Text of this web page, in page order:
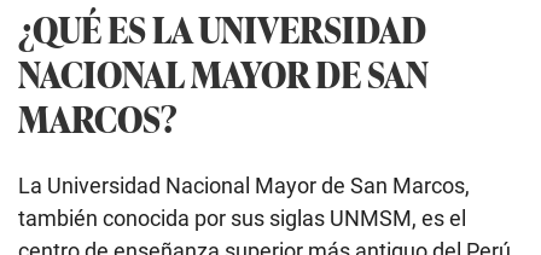
¿QUÉ ES LA UNIVERSIDAD
NACIONAL MAYOR DE SAN
MARCOS?
La Universidad Nacional Mayor de San Marcos,
también conocida por sus siglas UNMSM, es el